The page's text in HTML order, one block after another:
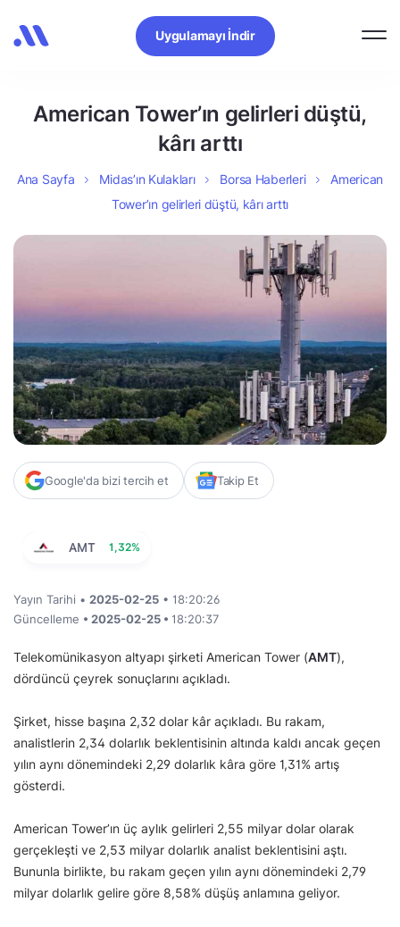
Uygulamayı İndir
American Tower’ın gelirleri düştü,
kârı arttı
Ana Sayfa Midas’ın Kulakları Borsa Haberleri
American
Tower’ın gelirleri düştü, kârı arttı
Google'da bizi tercih et Takip Et
AMT 1,32%
Yayın Tarihi • 2025-02-25 • 18:20:26
Güncelleme • 2025-02-25 • 18:20:37
Telekomünikasyon altyapı şirketi American Tower (AMT),
dördüncü çeyrek sonuçlarını açıkladı.
Şirket, hisse başına 2,32 dolar kâr açıkladı. Bu rakam,
analistlerin 2,34 dolarlık beklentisinin altında kaldı ancak geçen
yılın aynı dönemindeki 2,29 dolarlık kâra göre 1,31% artış
gösterdi.
American Tower’ın üç aylık gelirleri 2,55 milyar dolar olarak
gerçekleşti ve 2,53 milyar dolarlık analist beklentisini aştı.
Bununla birlikte, bu rakam geçen yılın aynı dönemindeki 2,79
milyar dolarlık gelire göre 8,58% düşüş anlamına geliyor.